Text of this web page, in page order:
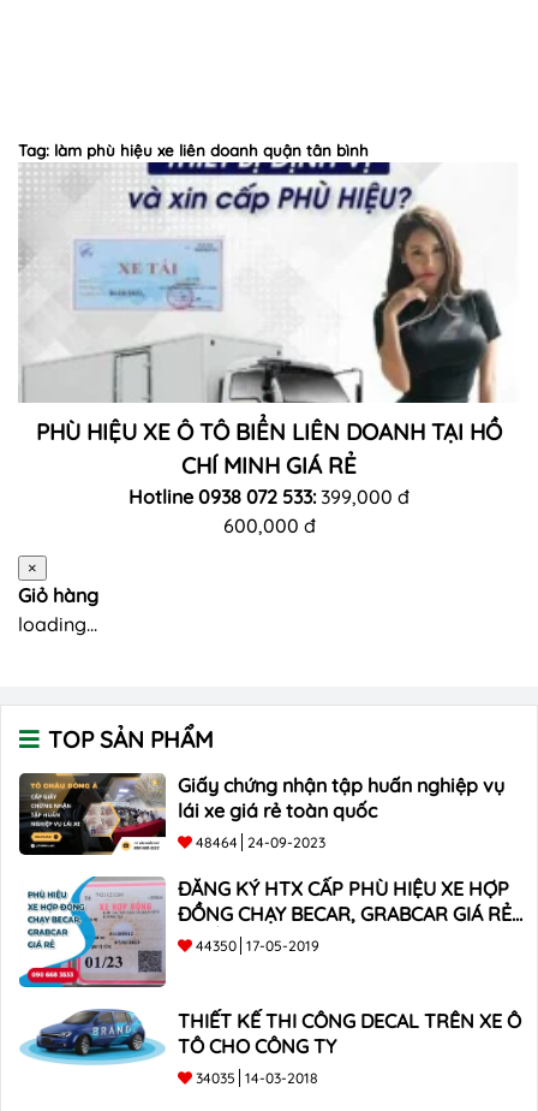
Tag: làm phù hiệu xe liên doanh quận tân bình
PHÙ HIỆU XE Ô TÔ BIỂN LIÊN DOANH TẠI HỒ
CHÍ MINH GIÁ RẺ
Hotline 0938 072 533:399,000 đ
600,000 đ
×
Giỏ hàng
loading...
TOP SẢN PHẨM
Giấy chứng nhận tập huấn nghiệp vụ
lái xe giá rẻ toàn quốc
48464 24-09-2023
ĐĂNG KÝ HTX CẤP PHÙ HIỆU XE HỢP
ĐỒNG CHẠY BECAR, GRABCAR GIÁ RẺ
NHẤT
44350 17-05-2019
THIẾT KẾ THI CÔNG DECAL TRÊN XE Ô
TÔ CHO CÔNG TY
34035 14-03-2018